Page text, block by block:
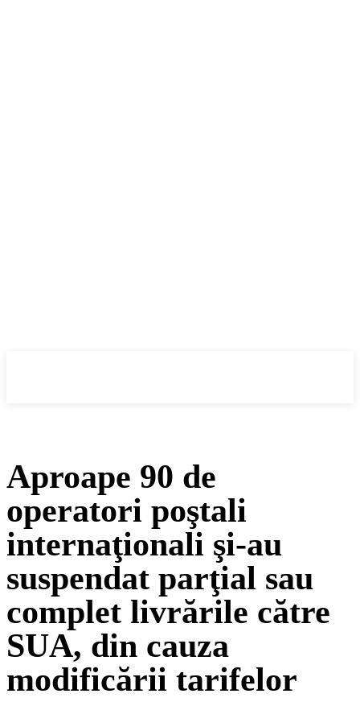
Aproape 90 de
operatori poştali
internaţionali şi-au
suspendat parţial sau
complet livrările către
SUA, din cauza
modificării tarifelor